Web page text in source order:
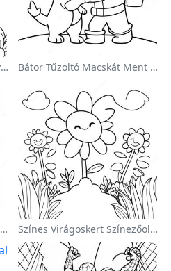
Varázslatos Egyszarvú A Szivárvány Színezőoldalon Bátor Tűzoltó Macskát Ment Színezőlap
Aranyos Húsvéti Nyúl Színezőoldalon Színes Virágoskert Színezőoldalon